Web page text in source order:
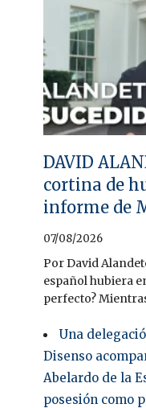
DAVID
cortina de
informe de
07/08/2026
Por David
español hubiera
perfecto?
Una
Disenso
Abelardo de la
posesión como